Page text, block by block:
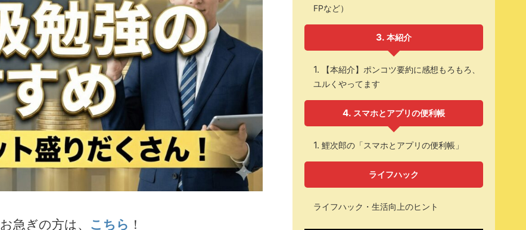
急ぎの方は、 こちら ！
FPなど）
本紹介
【本紹介】ポンコツ要約に感想もろもろ、
ユルくやってます
スマホとアプリの便利帳
鯉次郎の「スマホとアプリの便利帳」
ライフハック
ライフハック・生活向上のヒント